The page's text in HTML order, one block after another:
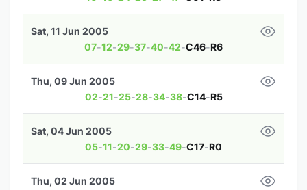
07-12-29-37-40-42-C46-R6
Sat, 11 Jun 2005
02-21-25-28-34-38-C14-R5
Thu, 09 Jun 2005
05-11-20-29-33-49-C17-R0
Sat, 04 Jun 2005
Thu, 02 Jun 2005